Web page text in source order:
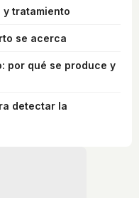
y tratamiento
se acerca
por qué se produce y
detectar la